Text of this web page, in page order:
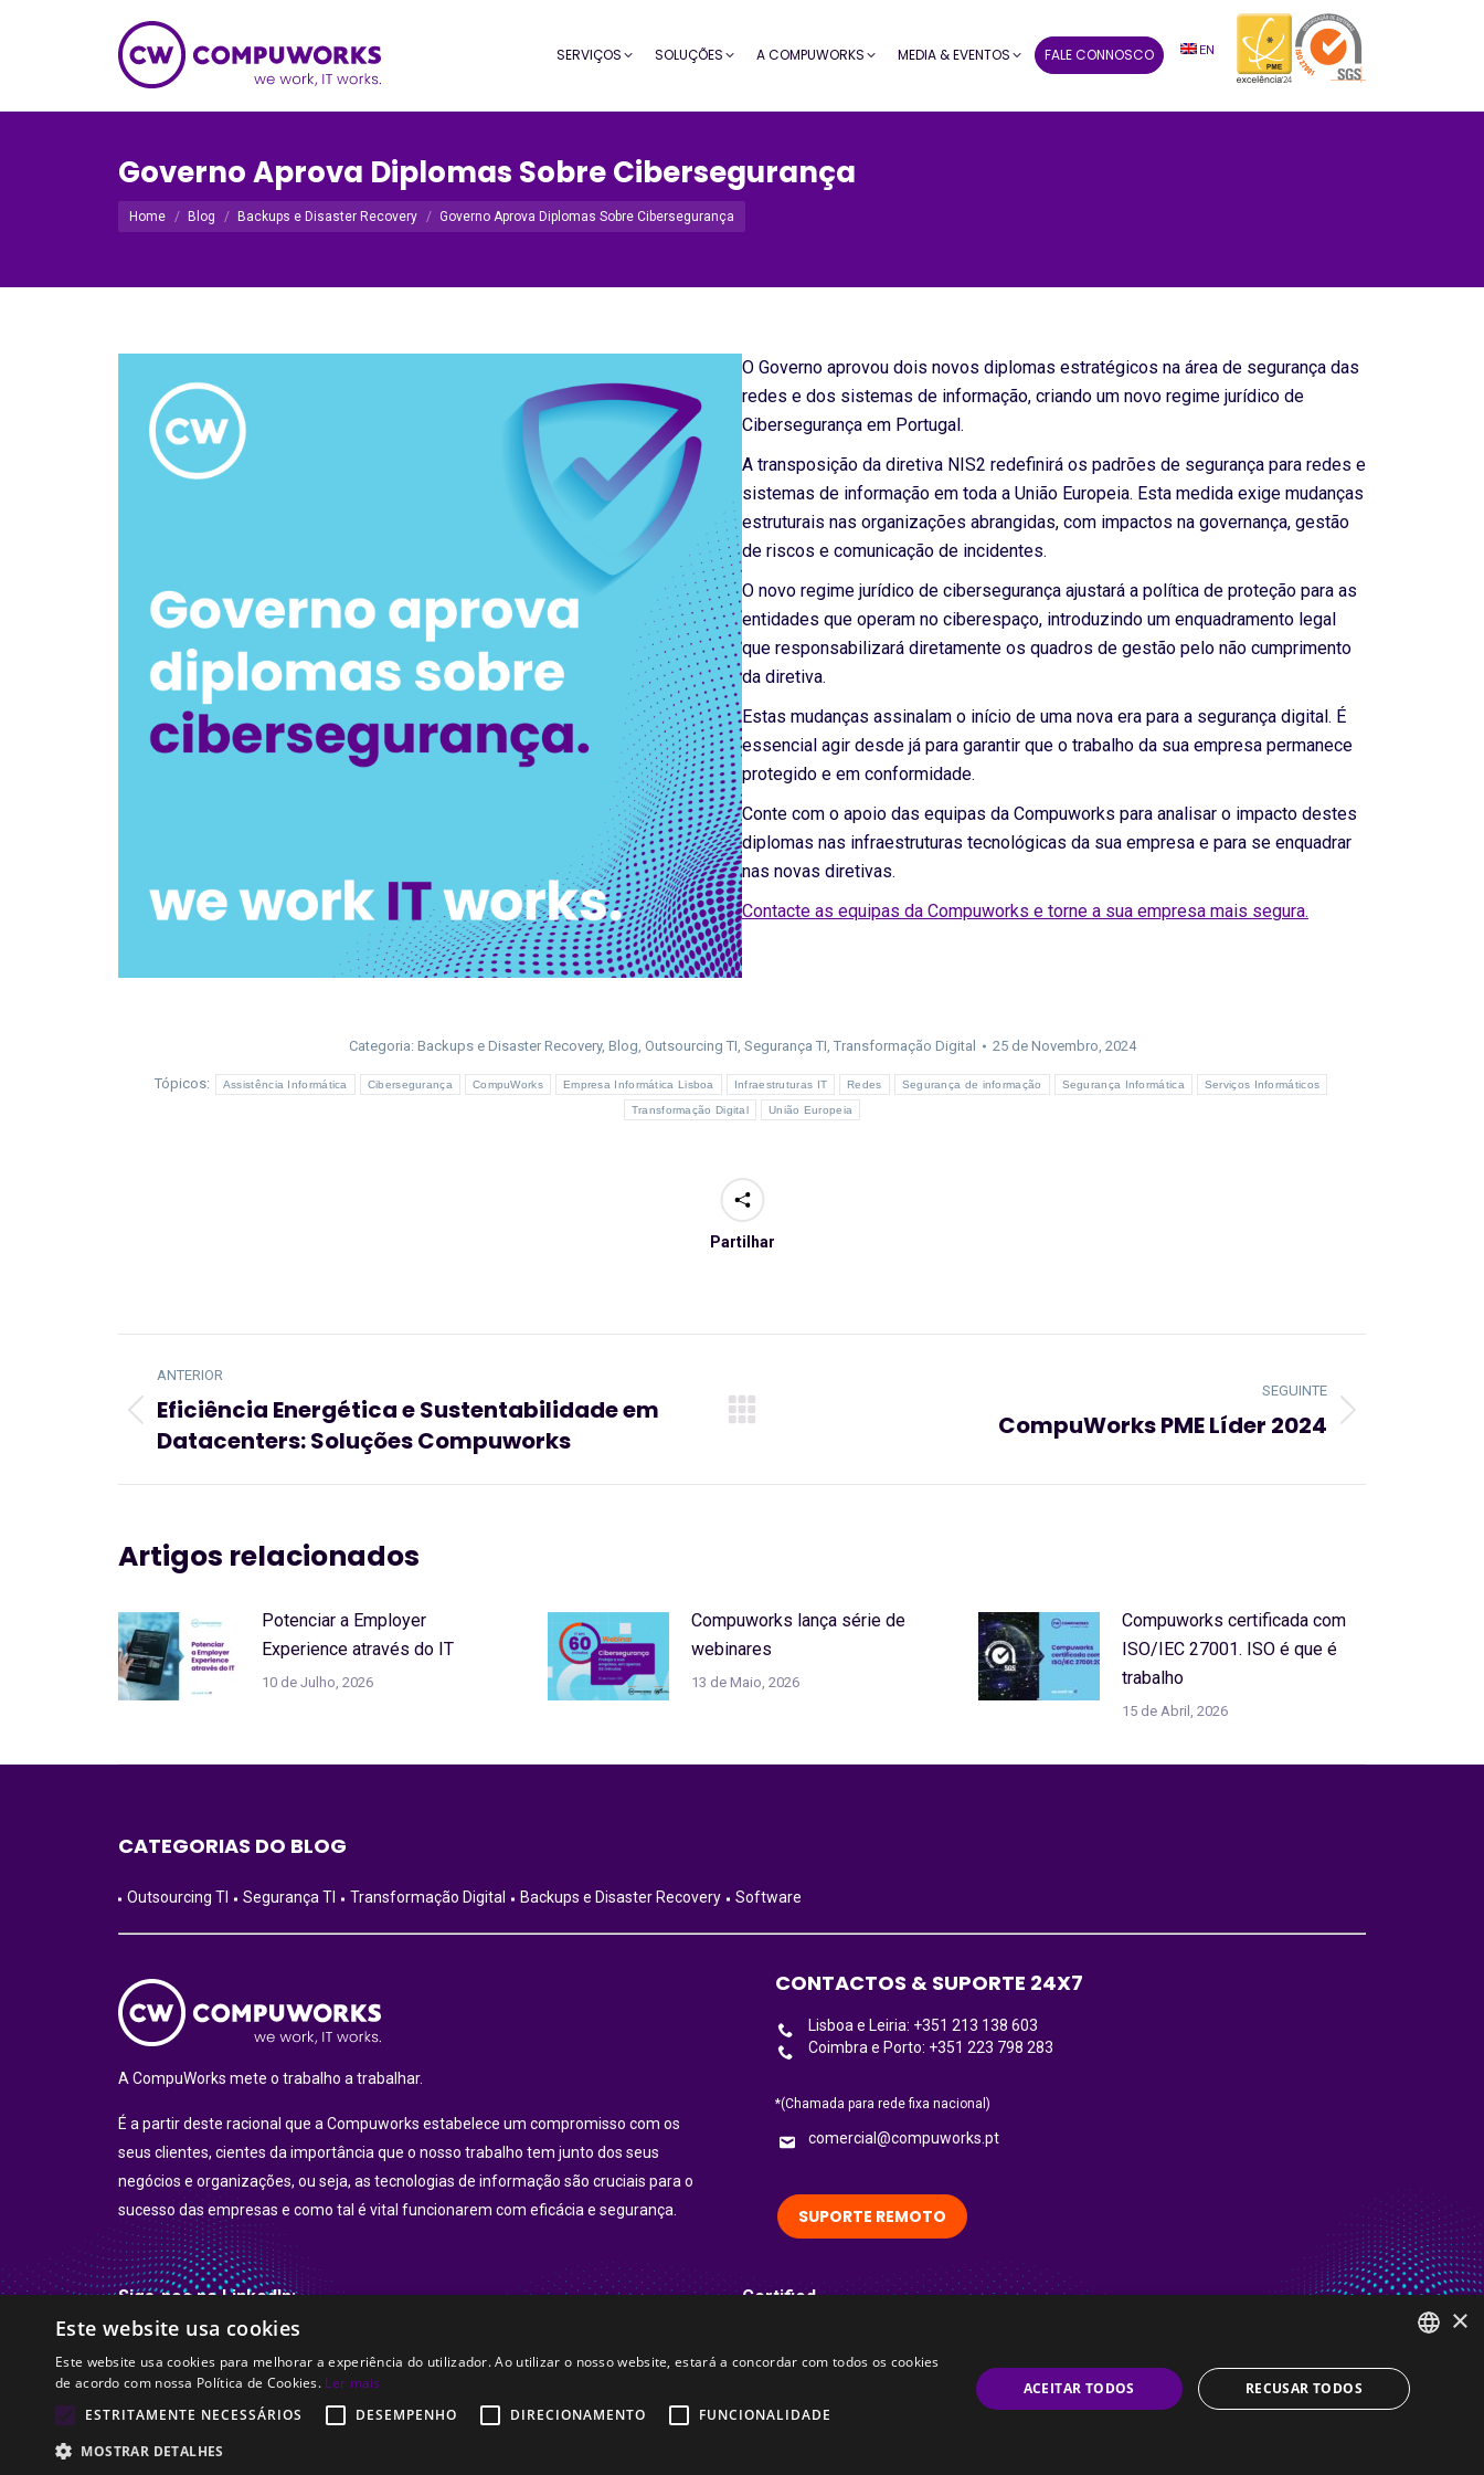
SERVIÇOS SOLUÇÕES A COMPUWORKS MEDIA & EVENTOS FALE CONNOSCO EN
Governo Aprova Diplomas Sobre Cibersegurança
Você está aqui:
Home Blog Backups e Disaster Recovery Governo Aprova Diplomas Sobre Cibersegurança
O Governo aprovou dois novos diplomas estratégicos na área de segurança das
redes e dos sistemas de informação, criando um novo regime jurídico de
Cibersegurança em Portugal.
A transposição da diretiva NIS2 redefinirá os padrões de segurança para redes e
sistemas de informação em toda a União Europeia. Esta medida exige mudanças
estruturais nas organizações abrangidas, com impactos na governança, gestão
de riscos e comunicação de incidentes.
O novo regime jurídico de cibersegurança ajustará a política de proteção para as
entidades que operam no ciberespaço, introduzindo um enquadramento legal
que responsabilizará diretamente os quadros de gestão pelo não cumprimento
da diretiva.
Estas mudanças assinalam o início de uma nova era para a segurança digital. É
essencial agir desde já para garantir que o trabalho da sua empresa permanece
protegido e em conformidade.
Conte com o apoio das equipas da Compuworks para analisar o impacto destes
diplomas nas infraestruturas tecnológicas da sua empresa e para se enquadrar
nas novas diretivas.
Contacte as equipas da Compuworks e torne a sua empresa mais segura.
Categoria: Backups e Disaster Recovery, Blog, Outsourcing TI, Segurança TI, Transformação Digital 25 de Novembro, 2024
Tópicos: Assistência Informática Cibersegurança CompuWorks Empresa Informática Lisboa Infraestruturas IT Redes Segurança de informação Segurança Informática Serviços Informáticos
Transformação Digital União Europeia
Partilhar
de
post:
ANTERIOR
Artigo
anterior:
Eficiência Energética e Sustentabilidade em
Datacenters: Soluções Compuworks
SEGUINTE
CompuWorks PME Líder 2024
Artigos relacionados
Potenciar a Employer
Experience através do IT
10 de Julho, 2026
Compuworks lança série de
webinares
13 de Maio, 2026
Compuworks certificada com
ISO/IEC 27001. ISO é que é
trabalho
15 de Abril, 2026
CATEGORIAS DO BLOG
Outsourcing TI Segurança TI Transformação Digital Backups e Disaster Recovery Software
A CompuWorks mete o trabalho a trabalhar.
É a partir deste racional que a Compuworks estabelece um compromisso com os
seus clientes, cientes da importância que o nosso trabalho tem junto dos seus
negócios e organizações, ou seja, as tecnologias de informação são cruciais para o
sucesso das empresas e como tal é vital funcionarem com eficácia e segurança.
CONTACTOS & SUPORTE 24X7
Lisboa e Leiria: +351 213 138 603
Coimbra e Porto: +351 223 798 283
*(Chamada para rede fixa nacional)
comercial@compuworks.pt
SUPORTE REMOTO
Siga-nos no LinkedIn:
LinkedIn
Certified
© CompuWorks 2002-2026. All rights reserved.
PORTUGUESE
×
Este website usa cookies
Este website usa cookies para melhorar a experiência do utilizador. Ao utilizar o nosso website, estará a concordar com todos os cookies
de acordo com nossa Política de Cookies. Ler mais
ESTRITAMENTE NECESSÁRIOS
DESEMPENHO DIRECIONAMENTO
FUNCIONALIDADE
MOSTRAR DETALHES
ACEITAR TODOS RECUSAR TODOS